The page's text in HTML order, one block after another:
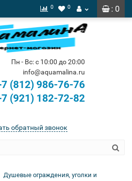
: 0
0 0
Пн - Вс: с 10:00 до 20:00
info@aquamalina.ru
(812) 986-76-76
(921) 182-72-82
обратный звонок
Душевые ограждения, уголки и